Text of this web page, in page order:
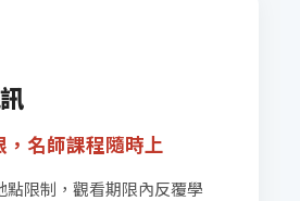
，名師課程隨時上
點限制，觀看期限內反覆學